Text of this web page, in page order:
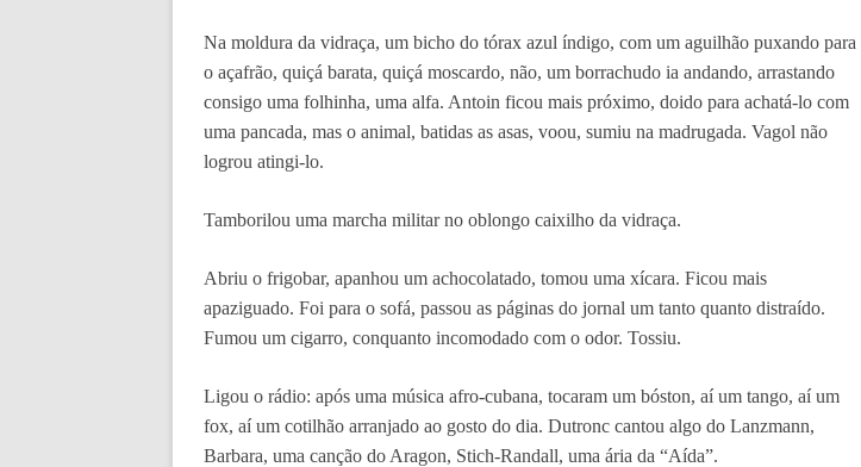
Na moldura da vidraça, um bicho do tórax azul índigo, com um aguilhão puxando para
o açafrão, quiçá barata, quiçá moscardo, não, um borrachudo ia andando, arrastando
consigo uma folhinha, uma alfa. Antoin ficou mais próximo, doido para achatá-lo com
uma pancada, mas o animal, batidas as asas, voou, sumiu na madrugada. Vagol não
logrou atingi-lo.
Tamborilou uma marcha militar no oblongo caixilho da vidraça.
Abriu o frigobar, apanhou um achocolatado, tomou uma xícara. Ficou mais
apaziguado. Foi para o sofá, passou as páginas do jornal um tanto quanto distraído.
Fumou um cigarro, conquanto incomodado com o odor. Tossiu.
Ligou o rádio: após uma música afro-cubana, tocaram um bóston, aí um tango, aí um
fox, aí um cotilhão arranjado ao gosto do dia. Dutronc cantou algo do Lanzmann,
Barbara, uma canção do Aragon, Stich-Randall, uma ária da “Aída”.